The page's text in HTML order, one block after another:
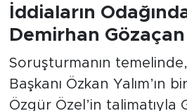
İddiaların
Soruşturmanın
Başkanı Özkan Yalım’ın